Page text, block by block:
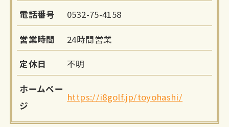
電話番号 0532-75-4158
営業時間 24時間営業
定休日 不明
ホームペー
ジ
https://i8golf.jp/toyohashi/